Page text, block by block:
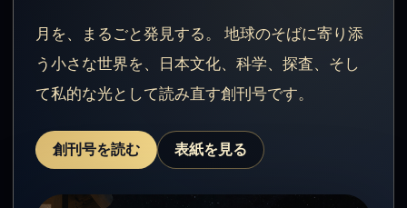
月を、まるごと発見する。 地球のそばに寄り添
う小さな世界を、日本文化、科学、探査、そし
て私的な光として読み直す創刊号です。
創刊号を読む 表紙を見る